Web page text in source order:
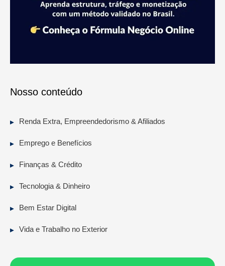
Nosso conteúdo
Renda Extra, Empreendedorismo & Afiliados
Emprego e Benefícios
Finanças & Crédito
Tecnologia & Dinheiro
Bem Estar Digital
Vida e Trabalho no Exterior